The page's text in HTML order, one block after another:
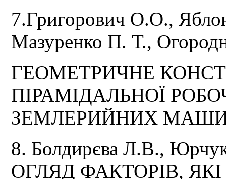
7.Григорович О.О.,
Мазуренко П. Т.,
ГЕОМЕТРИЧНЕ
ПІРАМІДАЛЬНОЇ
ЗЕМЛЕРИЙНИХ
8. Болдирєва Л.В.,
ОГЛЯД ФАКТОРІВ,